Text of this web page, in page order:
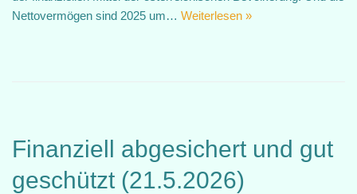
Nettovermögen sind 2025 um… Weiterlesen »
Finanziell abgesichert und gut
geschützt (21.5.2026)